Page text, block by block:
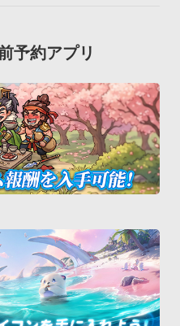
予約アプリ